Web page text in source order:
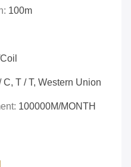
100m
C, T / T, Western Union
100000M/MONTH